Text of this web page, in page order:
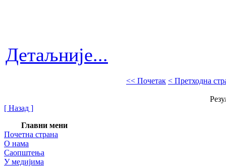
Детаљније...
<< Почетак < Претходна
[ Назад ]
Главни мени
Почетна страна
О нама
Саопштења
У медијима